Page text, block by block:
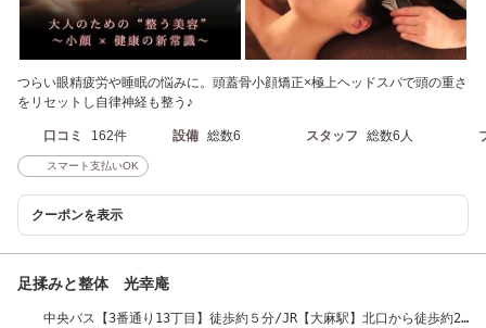
つらい眼精疲労や睡眠の悩みに。頭蓋骨小顔矯正×極上ヘッドスパで頭の重さ
をリセットし自律神経も整う♪
口コミ 162件 設備 総数6 スタッフ 総数6人
スマート支払いOK
クーポンを表示
足揉みと整体 光幸庵
中央バス【3番通り13丁目】徒歩約５分/JR【大麻駅】北口から徒歩約20